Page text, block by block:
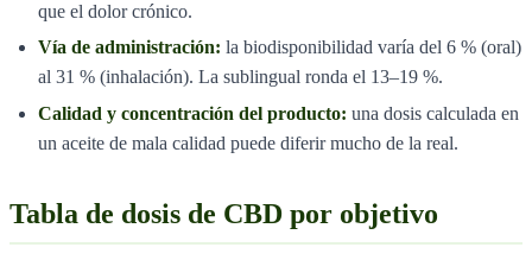
que el dolor crónico.
Vía de administración: la biodisponibilidad varía del 6 % (oral)
al 31 % (inhalación). La sublingual ronda el 13–19 %.
Calidad y concentración del producto: una dosis calculada en
un aceite de mala calidad puede diferir mucho de la real.
Tabla de dosis de CBD por objetivo